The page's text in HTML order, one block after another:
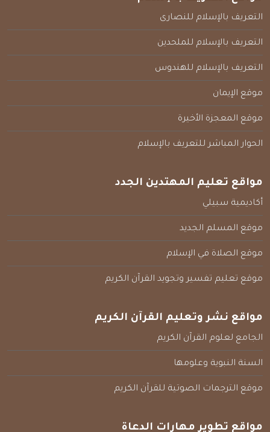
التعريف بالإسلام للنصارى
التعريف بالإسلام للملحدين
التعريف بالإسلام للهندوس
موقع الإيمان
موقع المعجزة الأخيرة
الحوار المباشر للتعريف بالإسلام
مواقع تعليم المهتدين الجدد
أكاديمية سبيلي
موقع المسلم الجديد
موقع الصلاة في الإسلام
موقع تعليم تفسير وتجويد القرآن الكريم
مواقع نشر وتعليم القرآن الكريم
الجامع لعلوم القرآن الكريم
السنة النبوية وعلومها
موقع الترجمات الصوتية للقرآن الكريم
مواقع تطوير مهارات الدعاة